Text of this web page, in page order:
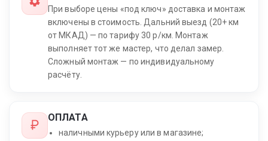
При выборе цены «под ключ» доставка и монтаж
включены в стоимость. Дальний выезд (20+ км
от МКАД) — по тарифу 30 р/км. Монтаж
выполняет тот же мастер, что делал замер.
Сложный монтаж — по индивидуальному
расчёту.
ОПЛАТА
наличными курьеру или в магазине;